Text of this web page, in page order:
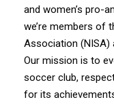
and women’s pro-
we’re members of
Association (NISA)
Our mission is to
soccer club,
for its